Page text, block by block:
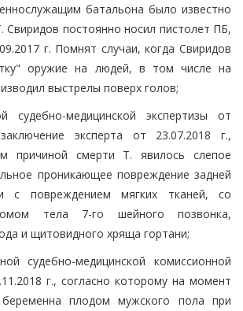
батальона было известно
Свиридов постоянно носил пистолет ПБ,
г. Помнят случаи, когда Свиридов
оружие на людей, в том числе на
выстрелы поверх голов;
судебно-медицинской экспертизы от
эксперта от 23.07.2018 г.,
причиной смерти Т. явилось слепое
проникающее повреждение задней
с повреждением мягких тканей, со
тела 7-го шейного позвонка,
и щитовидного хряща гортани;
судебно-медицинской комиссионной
г., согласно которому на момент
плодом мужского пола при